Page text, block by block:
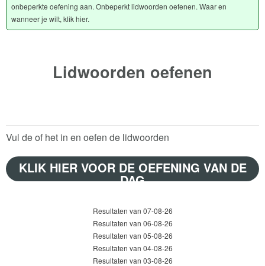
onbeperkte oefening aan. Onbeperkt lidwoorden oefenen. Waar en
wanneer je wilt, klik hier.
Lidwoorden oefenen
Vul de of het in en oefen de lidwoorden
KLIK HIER VOOR DE OEFENING VAN DE
DAG
Resultaten van 07-08-26
Resultaten van 06-08-26
Resultaten van 05-08-26
Resultaten van 04-08-26
Resultaten van 03-08-26